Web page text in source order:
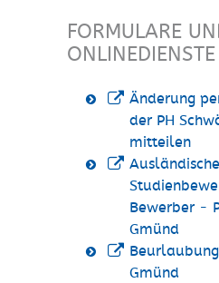
FORMULARE
ONLINEDIENSTE
Änderung
der PH
mitteilen
Ausländische
Bewerber -
Gmünd
Gmünd